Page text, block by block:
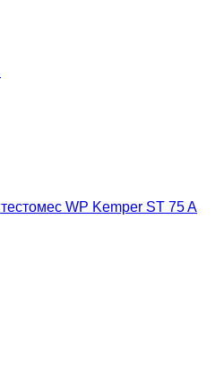
тестомес WP Kemper ST 75 A